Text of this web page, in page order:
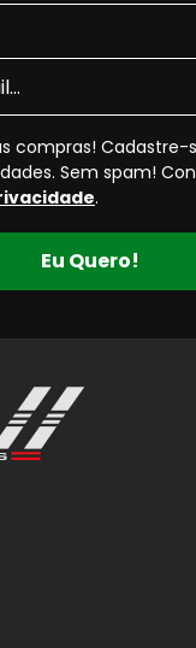
compras! Cadastre-
Sem spam!
.
Eu Quero!